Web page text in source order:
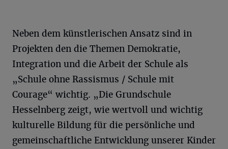
Neben dem künstlerischen Ansatz sind in
Projekten den die Themen Demokratie,
Integration und die Arbeit der Schule als
„Schule ohne Rassismus / Schule mit
Courage“ wichtig. „Die Grundschule
Hesselnberg zeigt, wie wertvoll und wichtig
kulturelle Bildung für die persönliche und
gemeinschaftliche Entwicklung unserer Kinder